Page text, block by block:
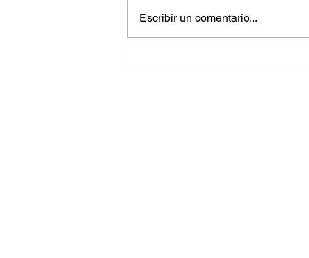
Escribir un comentario...